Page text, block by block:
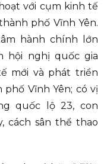
với cụm kinh tế
phố Vĩnh Yên.
hành chính lớn
hội nghị quốc gia
mới và phát triển
Vĩnh Yên; có vị
quốc lộ 23, con
cách sân thể thao